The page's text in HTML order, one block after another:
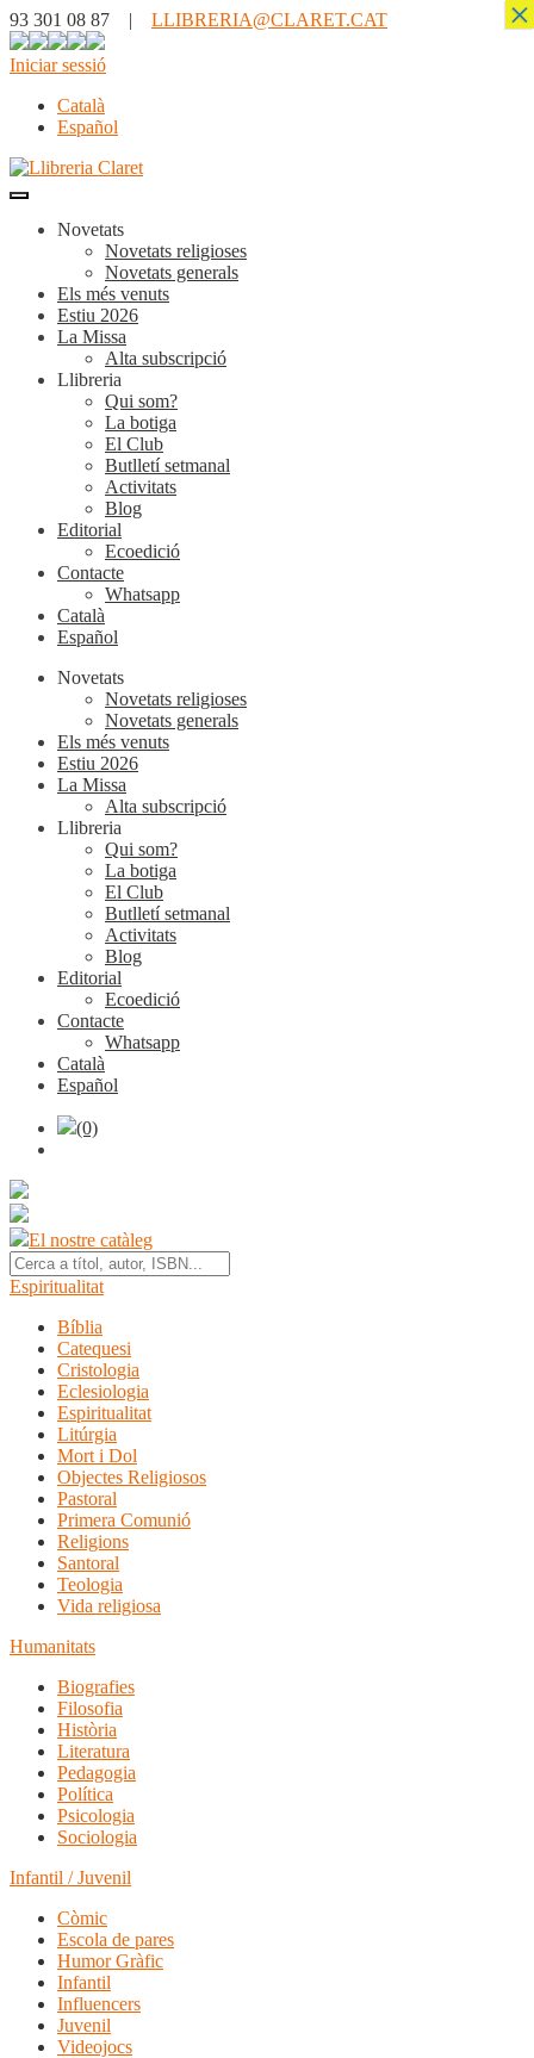
93 301 08 87 | LLIBRERIA@CLARET.CAT
Iniciar sessió
Català
Español
Novetats
Novetats religioses
Novetats generals
Els més venuts
Estiu 2026
La Missa
Alta subscripció
Llibreria
Qui som?
La botiga
El Club
Butlletí setmanal
Activitats
Blog
Editorial
Ecoedició
Contacte
Whatsapp
Català
Español
Novetats
Novetats religioses
Novetats generals
Els més venuts
Estiu 2026
La Missa
Alta subscripció
Llibreria
Qui som?
La botiga
El Club
Butlletí setmanal
Activitats
Blog
Editorial
Ecoedició
Contacte
Whatsapp
Català
Español
(0)
El nostre catàleg
Espiritualitat
Bíblia
Catequesi
Cristologia
Eclesiologia
Espiritualitat
Litúrgia
Mort i Dol
Objectes Religiosos
Pastoral
Primera Comunió
Religions
Santoral
Teologia
Vida religiosa
Humanitats
Biografies
Filosofia
Història
Literatura
Pedagogia
Política
Psicologia
Sociologia
Infantil / Juvenil
Còmic
Escola de pares
Humor Gràfic
Infantil
Influencers
Juvenil
Videojocs
×